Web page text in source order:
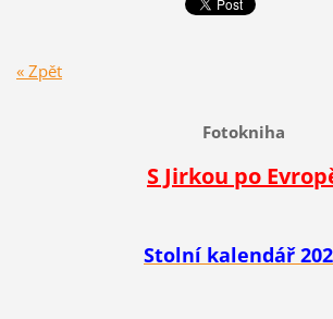
« Zpět
Fotokniha
S Jirkou po
Stolní kalendář